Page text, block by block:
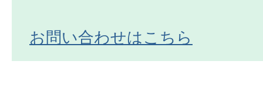
お問い合わせはこちら